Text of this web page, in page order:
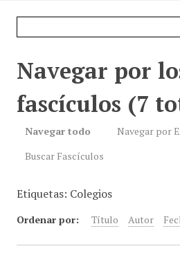
Navegar por
fascículos (7
Navegar todo
Navegar por
Buscar Fascículos
Etiquetas: Colegios
Ordenar por: Título Autor